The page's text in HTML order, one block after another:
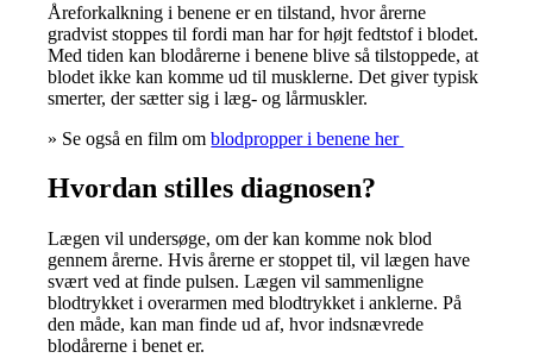
Åreforkalkning i benene er en tilstand, hvor årerne
gradvist stoppes til fordi man har for højt fedtstof i blodet.
Med tiden kan blodårerne i benene blive så tilstoppede, at
blodet ikke kan komme ud til musklerne. Det giver typisk
smerter, der sætter sig i læg- og lårmuskler.
» Se også en film omblodpropper i benene her
Hvordan stilles diagnosen?
Lægen vil undersøge, om der kan komme nok blod
gennem årerne. Hvis årerne er stoppet til, vil lægen have
svært ved at finde pulsen. Lægen vil sammenligne
blodtrykket i overarmen med blodtrykket i anklerne. På
den måde, kan man finde ud af, hvor indsnævrede
blodårerne i benet er.